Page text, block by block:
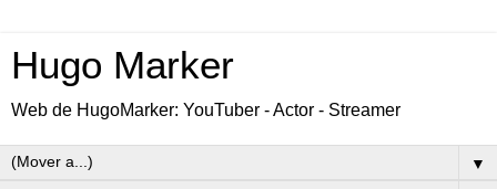
Hugo Marker
Web de HugoMarker: YouTuber - Actor - Streamer
▼